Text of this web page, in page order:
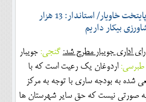
جویبار پایتخت خاویار/ استاندار: 13 هزار
بیکار داریم
اداری جویبار مطرح شد:گنجی: جویبار
طبرسی: اردوغان یک رعیت است که با
شده به بودجه ساری با توجه به مرکز
به صورتی نیست که حق سایر شهرستان ها